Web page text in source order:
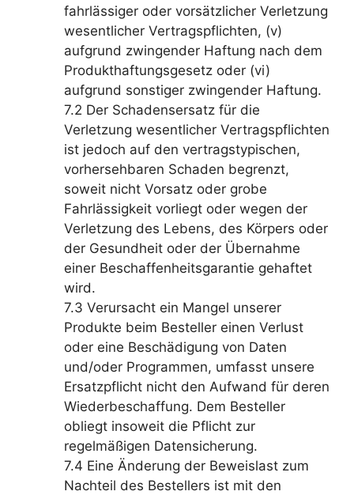
fahrlässiger oder vorsätzlicher Verletzung
wesentlicher Vertragspflichten, (v)
aufgrund zwingender Haftung nach dem
Produkthaftungsgesetz oder (vi)
aufgrund sonstiger zwingender Haftung.
7.2 Der Schadensersatz für die
Verletzung wesentlicher Vertragspflichten
ist jedoch auf den vertragstypischen,
vorhersehbaren Schaden begrenzt,
soweit nicht Vorsatz oder grobe
Fahrlässigkeit vorliegt oder wegen der
Verletzung des Lebens, des Körpers oder
der Gesundheit oder der Übernahme
einer Beschaffenheitsgarantie gehaftet
wird.
7.3 Verursacht ein Mangel unserer
Produkte beim Besteller einen Verlust
oder eine Beschädigung von Daten
und/oder Programmen, umfasst unsere
Ersatzpflicht nicht den Aufwand für deren
Wiederbeschaffung. Dem Besteller
obliegt insoweit die Pflicht zur
regelmäßigen Datensicherung.
7.4 Eine Änderung der Beweislast zum
Nachteil des Bestellers ist mit den